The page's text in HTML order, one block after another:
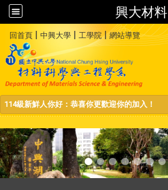
興大材料
回首頁 | 中興大學 | 工學院|網站導覽
114級新鮮人你好：恭喜你更歡迎你的加入！